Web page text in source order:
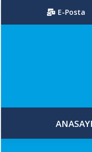
E-Posta